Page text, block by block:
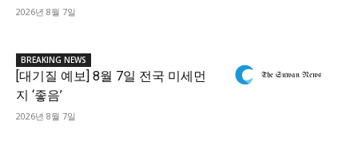
2026년 8월 7일
BREAKING NEWS
[대기질 예보] 8월 7일 전국 미세먼
지 ‘좋음’
2026년 8월 7일